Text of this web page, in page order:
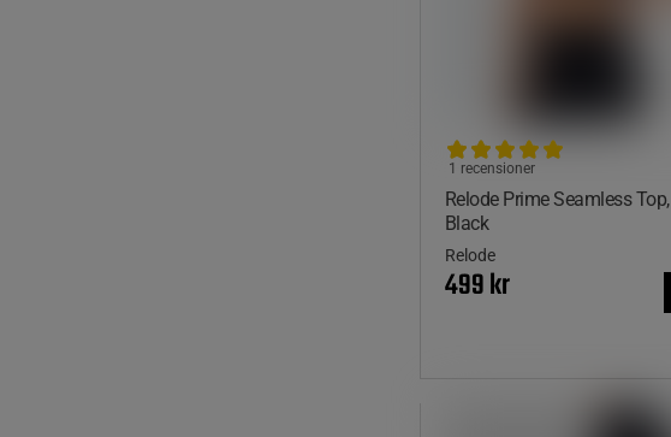
Relode Prime Seamless Top,
Black
1 recensioner
Relode
499 kr